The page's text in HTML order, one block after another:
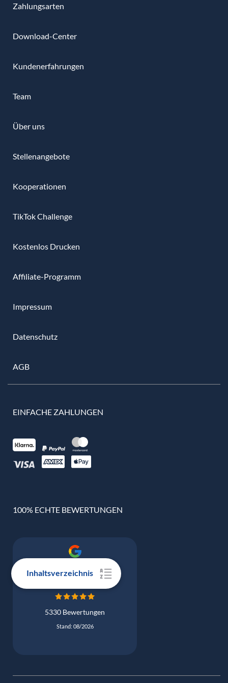
Inhaltsverzeichnis
Zahlungsarten
Download-Center
Kundenerfahrungen
Team
Über uns
Stellenangebote
Kooperationen
TikTok Challenge
Kostenlos Drucken
Affiliate-Programm
Impressum
Datenschutz
AGB
EINFACHE ZAHLUNGEN
100% ECHTE BEWERTUNGEN
Google Bewertung
4.9
5330 Bewertungen
Stand: 08/2026